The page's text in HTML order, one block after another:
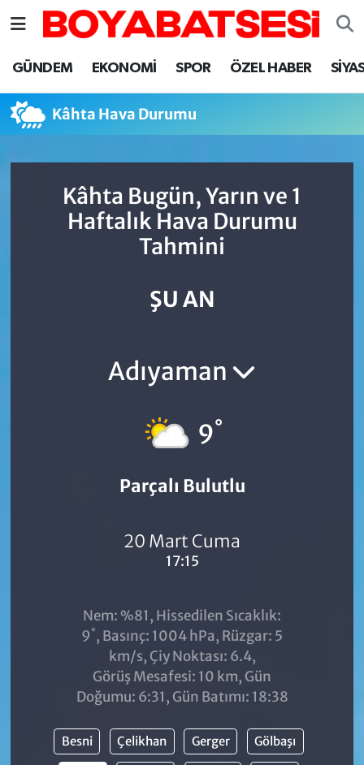
GÜNDEM EKONOMİ SPOR ÖZEL HABER
Kâhta Hava Durumu
Kâhta Bugün, Yarın ve 1
Haftalık Hava Durumu
Tahmini
ŞU AN
Adıyaman
9°
Parçalı Bulutlu
20 Mart Cuma
17:15
Nem: %81, Hissedilen Sıcaklık:
9°, Basınç: 1004 hPa, Rüzgar: 5
km/s, Çiy Noktası: 6.4,
Görüş Mesafesi: 10 km, Gün
Doğumu: 6:31, Gün Batımı: 18:38
Besni Çelikhan Gerger Gölbaşı
Sinop Nöbetçi Eczaneler
Sinop Hava Durumu
Sinop Trafik Yoğunluk Haritası
Süper Lig Puan Durumu ve Fikstür
Son Dakika Haberleri